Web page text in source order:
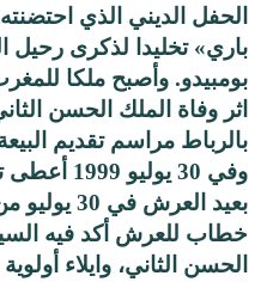
الحفل الديني الذي
باري» تخليدا لذكرى
اثر وفاة الملك الحسن
بالرباط مراسم تقديم
وفي 30
بعيد
خطاب للعرش أكد فيه
الحسن الثاني، وايلاء